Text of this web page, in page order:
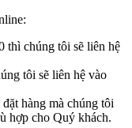
thì chúng tôi sẽ liên hệ
tôi sẽ liên hệ vào
hàng mà chúng tôi
hợp cho Quý khách.